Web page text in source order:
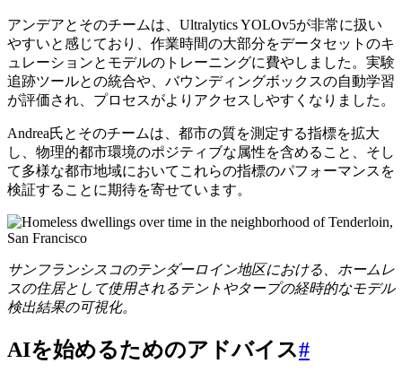
アンデアとそのチームは、Ultralytics YOLOv5が非常に扱い
やすいと感じており、作業時間の大部分をデータセットのキ
ュレーションとモデルのトレーニングに費やしました。実験
追跡ツールとの統合や、バウンディングボックスの自動学習
が評価され、プロセスがよりアクセスしやすくなりました。
Andrea氏とそのチームは、都市の質を測定する指標を拡大
し、物理的都市環境のポジティブな属性を含めること、そし
て多様な都市地域においてこれらの指標のパフォーマンスを
検証することに期待を寄せています。
サンフランシスコのテンダーロイン地区における、ホームレ
スの住居として使用されるテントやタープの経時的なモデル
検出結果の可視化。
AIを始めるためのアドバイス#